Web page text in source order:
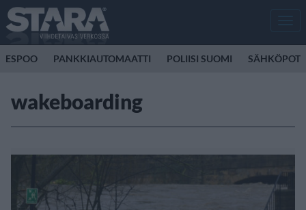
ESPOO PANKKIAUTOMAATTI POLIISI SUOMI
wakeboarding